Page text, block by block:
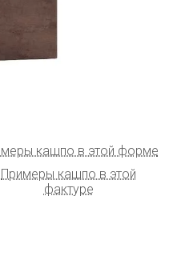
кашпо в этой форме
Примеры кашпо в этой
фактуре